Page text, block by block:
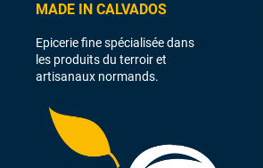
MADE IN CALVADOS
Epicerie fine spécialisée dans
les produits du terroir et
artisanaux normands.